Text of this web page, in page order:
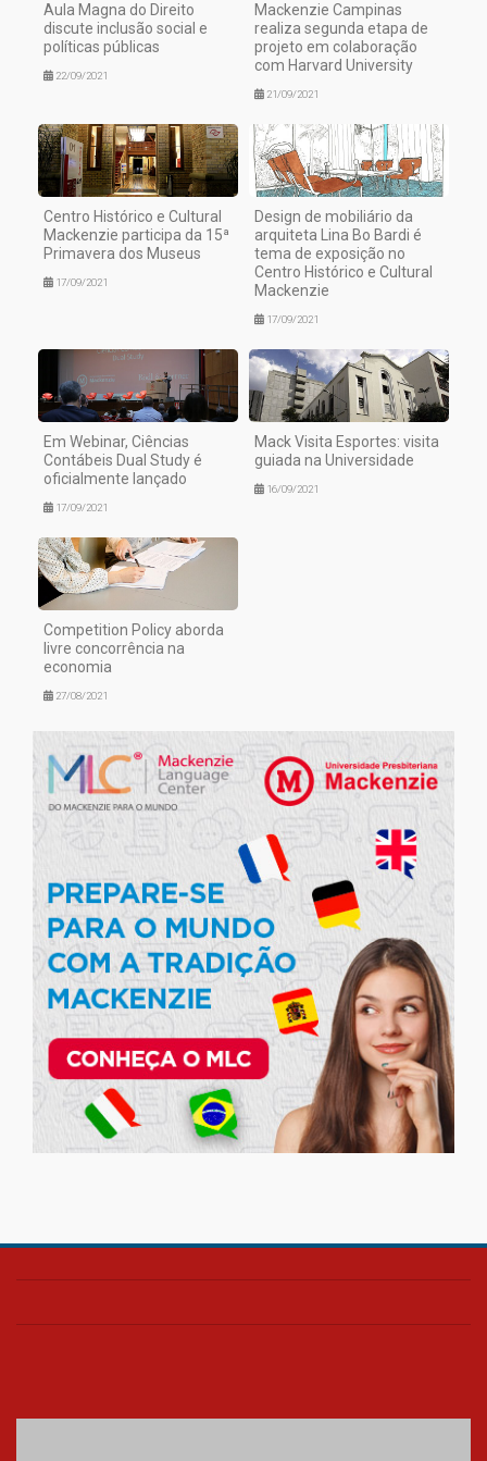
Aula Magna do Direito
discute inclusão social e
políticas públicas
22/09/2021
Mackenzie Campinas
realiza segunda etapa de
projeto em colaboração
com Harvard University
21/09/2021
Centro Histórico e Cultural
Mackenzie participa da 15ª
Primavera dos Museus
17/09/2021
Design de mobiliário da
arquiteta Lina Bo Bardi é
tema de exposição no
Centro Histórico e Cultural
Mackenzie
17/09/2021
Em Webinar, Ciências
Contábeis Dual Study é
oficialmente lançado
17/09/2021
Mack Visita Esportes: visita
guiada na Universidade
16/09/2021
Competition Policy aborda
livre concorrência na
economia
27/08/2021